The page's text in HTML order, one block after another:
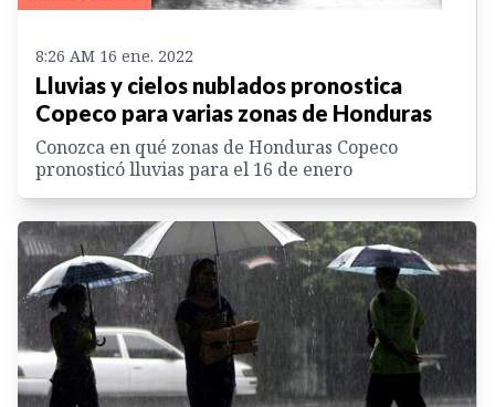
8:26 AM 16 ene. 2022
Lluvias y cielos nublados pronostica
Copeco para varias zonas de Honduras
Conozca en qué zonas de Honduras Copeco
pronosticó lluvias para el 16 de enero